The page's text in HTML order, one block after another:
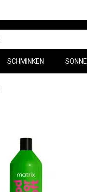
SCHMINKEN SONNE